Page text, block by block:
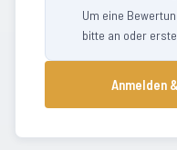
Um eine
bitte an oder
Anmelden